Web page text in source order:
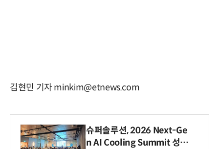
김현민 기자 minkim@etnews.com
슈퍼솔루션, 2026 Next-Ge
n AI Cooling Summit 성황